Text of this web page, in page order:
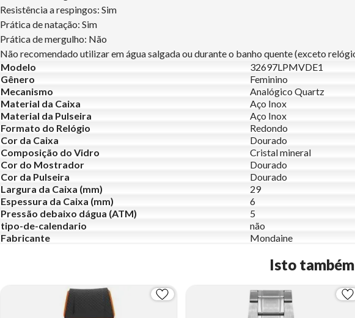
Resistência a respingos: Sim
Prática de natação: Sim
Prática de mergulho: Não
Não recomendado utilizar em água salgada ou durante o banho quente (exceto
Modelo
32697LPMVDE1
Gênero
Feminino
Mecanismo
Analógico Quartz
Material da Caixa
Aço Inox
Material da Pulseira
Aço Inox
Formato do Relógio
Redondo
Cor da Caixa
Dourado
Composição do Vidro
Cristal mineral
Cor do Mostrador
Dourado
Cor da Pulseira
Dourado
Largura da Caixa (mm)
29
Espessura da Caixa (mm)
6
Pressão debaixo dágua (ATM)
5
tipo-de-calendario
não
Fabricante
Mondaine
Isto